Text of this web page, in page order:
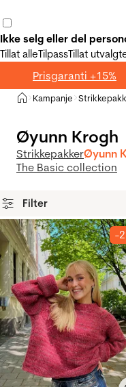
Ikke selg eller del
Tillat alleTilpassTillat
Prisgaranti +15%
Hjem
>Kampanje >
Øyunn Krogh
StrikkepakkerØyunn
The Basic collection
Filter
Produkter
-